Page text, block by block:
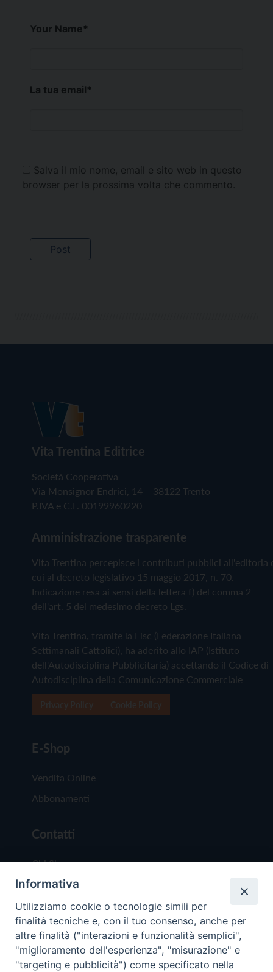
Your Name*
La tua email*
Salva il mio nome, email e sito web in questo
browser per la prossima volta che commento.
Vita Trentina Editrice
Società Cooperativa
Via Monsignor Endrici, 14 – 38122 Trento
P.IVA e C.F. 00199960220
Amministrazione trasparente
Vita Trentina percepisce i contributi pubblici all'editoria
cui al decreto legislativo 15 maggio 2017, n. 70.
Indicazione resa ai sensi della lettera f) del comma 2
dell'art. 5 del medesimo decreto Lgs.
Vita Trentina, tramite la Fisc (Federazione Italiana
Settimanali Cattolici), ha aderito allo IAP (Istituto
dell'Autodisciplina Pubblicitaria) accettando il Codice di
Autodisciplina della Comunicazione Commerciale
E-Shop
Vendita Online
Abbonamenti
Contatti
Chi Siamo
Redazione
Scrivici
Informativa
Utilizziamo cookie o tecnologie simili per
finalità tecniche e, con il tuo consenso, anche per
altre finalità ("interazioni e funzionalità semplici",
"miglioramento dell'esperienza", "misurazione" e
"targeting e pubblicità") come specificato nella